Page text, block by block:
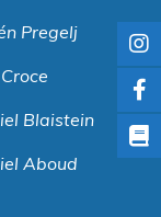
Pregelj
Blaistein
Aboud